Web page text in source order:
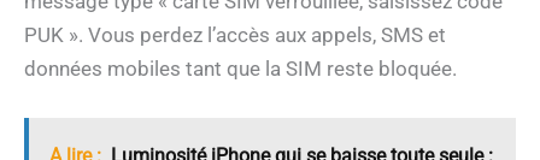
PUK ». Vous perdez l’accès aux appels, SMS et
données mobiles tant que la SIM reste bloquée.